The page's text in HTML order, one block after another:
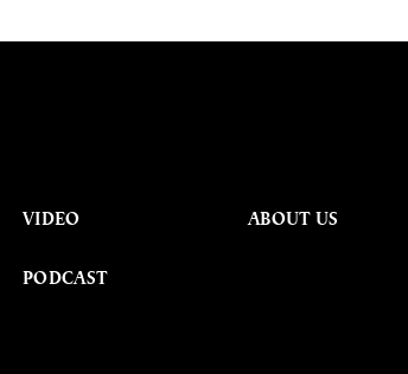
VIDEO
PODCAST
ABOUT US